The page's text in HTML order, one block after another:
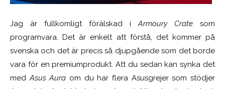
Jag är fullkomligt förälskad iArmoury Crate som
programvara. Det är enkelt att förstå, det kommer på
svenska och det är precis så djupgående som det borde
vara för en premiumprodukt. Att du sedan kan synka det
medAsus Aura om du har flera Asusgrejer som stödjer